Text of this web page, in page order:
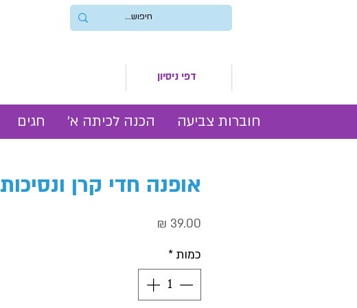
חוברות צביעה הכנה לכיתה א׳ חגים
דפי ניסיון
אופנה חדי קרן ונסיכות
כמות*